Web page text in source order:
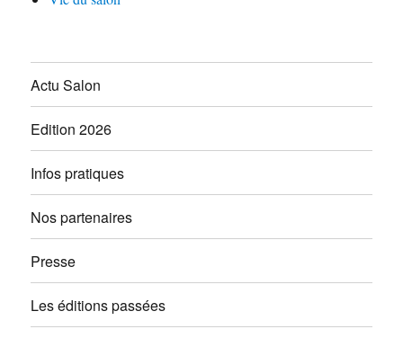
Actu Salon
Edition 2026
Infos pratiques
Nos partenaires
Presse
Les éditions passées